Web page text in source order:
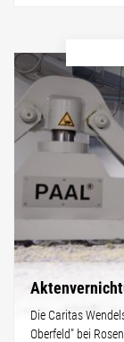
Die Caritas
Oberfeld" bei